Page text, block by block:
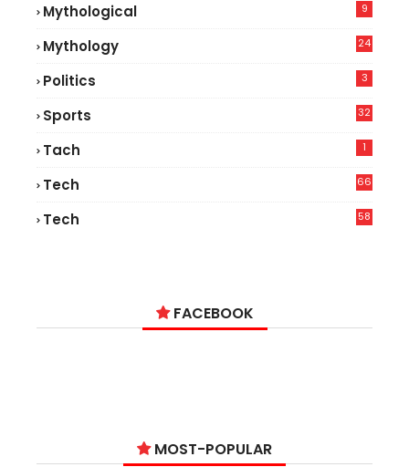
Mythological 9
Mythology 24
Politics 3
Sports 32
Tach 1
Tech
66
Tech
58
FACEBOOK
MOST-POPULAR